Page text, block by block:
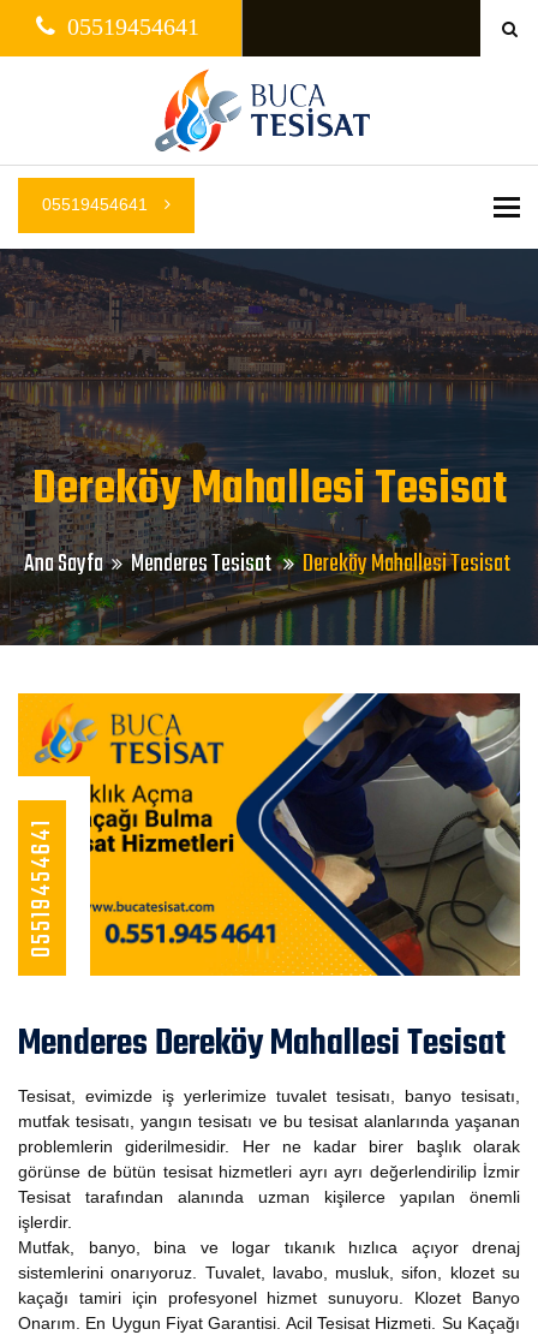
05519454641
05519454641
Dereköy Mahallesi Tesisat
Ana Sayfa Menderes Tesisat Dereköy Mahallesi Tesisat
05519454641
Menderes Dereköy Mahallesi Tesisat
Tesisat, evimizde iş yerlerimize tuvalet tesisatı, banyo tesisatı,
mutfak tesisatı, yangın tesisatı ve bu tesisat alanlarında yaşanan
problemlerin giderilmesidir. Her ne kadar birer başlık olarak
görünse de bütün tesisat hizmetleri ayrı ayrı değerlendirilip İzmir
Tesisat tarafından alanında uzman kişilerce yapılan önemli
işlerdir.
Mutfak, banyo, bina ve logar tıkanık hızlıca açıyor drenaj
sistemlerini onarıyoruz. Tuvalet, lavabo, musluk, sifon, klozet su
kaçağı tamiri için profesyonel hizmet sunuyoru. Klozet Banyo
Onarım. En Uygun Fiyat Garantisi. Acil Tesisat Hizmeti. Su Kaçağı